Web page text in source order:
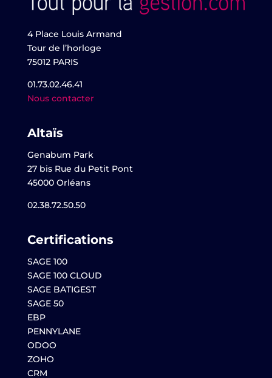
4 Place Louis Armand
Tour de l’horloge
75012 PARIS
01.73.02.46.41
Nous contacter
Altaïs
Genabum Park
27 bis Rue du Petit Pont
45000 Orléans
02.38.72.50.50
Certifications
SAGE 100
SAGE 100 CLOUD
SAGE BATIGEST
SAGE 50
EBP
PENNYLANE
ODOO
ZOHO
CRM